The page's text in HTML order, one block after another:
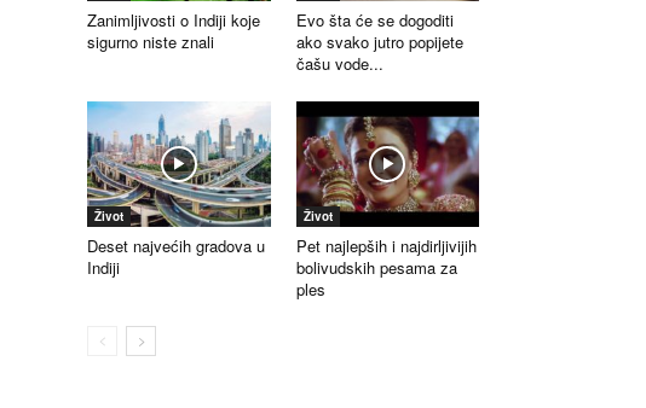
Zanimljivosti o Indiji koje
sigurno niste znali
Evo šta će se dogoditi
ako svako jutro popijete
čašu vode...
Život
Deset najvećih gradova u
Indiji
Život
Pet najlepših i najdirljivijih
bolivudskih pesama za
ples